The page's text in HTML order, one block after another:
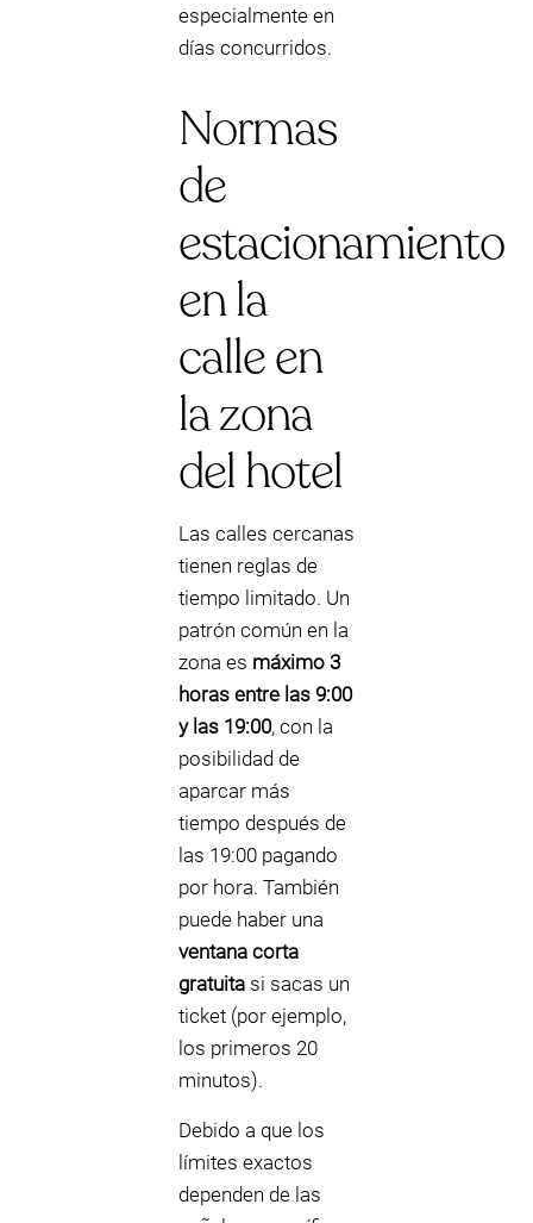
especialmente en
días concurridos.
Normas
de
estacionamiento
en la
calle en
la zona
del hotel
Las calles cercanas
tienen reglas de
tiempo limitado. Un
patrón común en la
zona es máximo 3
horas entre las 9:00
y las 19:00, con la
posibilidad de
aparcar más
tiempo después de
las 19:00 pagando
por hora. También
puede haber una
ventana corta
gratuita si sacas un
ticket (por ejemplo,
los primeros 20
minutos).
Debido a que los
límites exactos
dependen de las